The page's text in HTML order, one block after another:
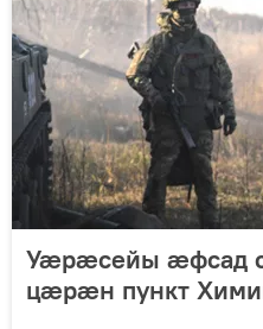
Уӕрӕсейы ӕфсад
цӕрӕн пункт